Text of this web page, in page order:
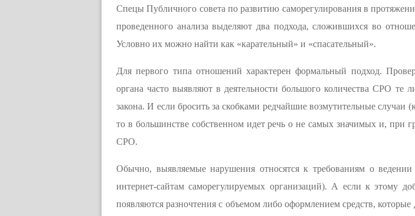
Спецы Публичного совета по развитию саморегулирования в
проведенного анализа выделяют два подхода, сложившихся во
Условно их можно найти как «карательный» и «спасательный».
Для первого типа отношений характерен формальный подход.
органа часто выявляют в деятельности большого количества СРО те
закона. И если бросить за скобками редчайшие возмутительные
то в большинстве собственном идет речь о не самых значимых и, при
СРО.
Обычно, выявляемые нарушения относятся к требованиям о
интернет-сайтам саморегулируемых организаций). А если к этому
появляются разночтения с объемом либо оформлением средств,